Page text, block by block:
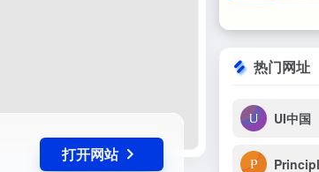
打开网站
热门网址
UI中国